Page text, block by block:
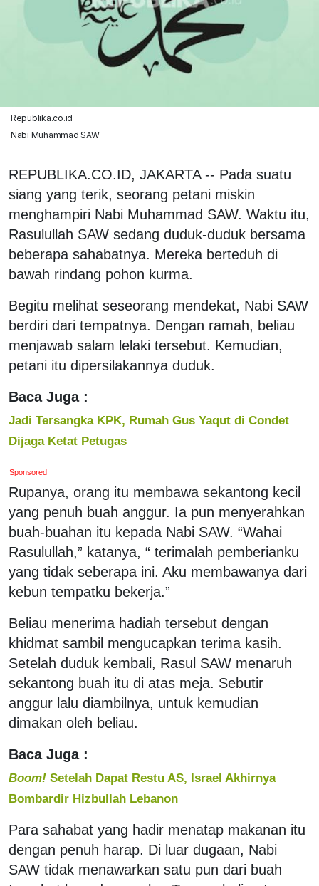
Republika.co.id
Nabi Muhammad SAW
REPUBLIKA.CO.ID, JAKARTA -- Pada suatu
siang yang terik, seorang petani miskin
menghampiri Nabi Muhammad SAW. Waktu itu,
Rasulullah SAW sedang duduk-duduk bersama
beberapa sahabatnya. Mereka berteduh di
bawah rindang pohon kurma.
Begitu melihat seseorang mendekat, Nabi SAW
berdiri dari tempatnya. Dengan ramah, beliau
menjawab salam lelaki tersebut. Kemudian,
petani itu dipersilakannya duduk.
Baca Juga :
Jadi Tersangka KPK, Rumah Gus Yaqut di Condet
Dijaga Ketat Petugas
Sponsored
Rupanya, orang itu membawa sekantong kecil
yang penuh buah anggur. Ia pun menyerahkan
buah-buahan itu kepada Nabi SAW. “Wahai
Rasulullah,” katanya, “ terimalah pemberianku
yang tidak seberapa ini. Aku membawanya dari
kebun tempatku bekerja.”
Beliau menerima hadiah tersebut dengan
khidmat sambil mengucapkan terima kasih.
Setelah duduk kembali, Rasul SAW menaruh
sekantong buah itu di atas meja. Sebutir
anggur lalu diambilnya, untuk kemudian
dimakan oleh beliau.
Baca Juga :
Boom! Setelah Dapat Restu AS, Israel Akhirnya
Bombardir Hizbullah Lebanon
Para sahabat yang hadir menatap makanan itu
dengan penuh harap. Di luar dugaan, Nabi
SAW tidak menawarkan satu pun dari buah